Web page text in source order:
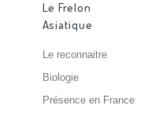
Le Frelon
Asiatique
Le reconnaitre
Biologie
Présence en France